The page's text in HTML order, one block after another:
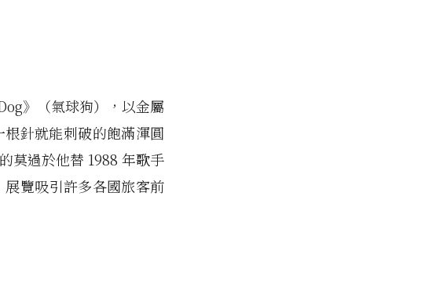
》（氣球狗），以金屬
針就能刺破的飽滿渾圓
莫過於他替 1988 年歌手
覽吸引許多各國旅客前